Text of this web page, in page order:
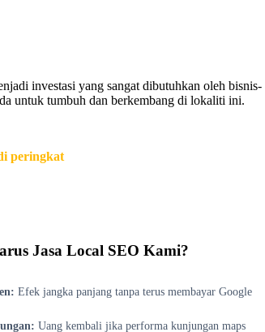
investasi yang sangat dibutuhkan oleh bisnis-
untuk tumbuh dan berkembang di lokaliti ini.
peringkat
Jasa Local SEO Kami?
Efek jangka panjang tanpa terus membayar Google
Uang kembali jika performa kunjungan maps